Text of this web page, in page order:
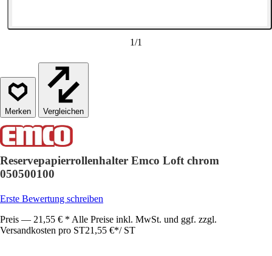
1/1
Vergleichen
Reservepapierrollenhalter Emco Loft chrom
050500100
Erste Bewertung schreiben
Preis — 21,55 € * Alle Preise inkl. MwSt. und ggf. zzgl.
Versandkosten pro ST21,55 €*/ ST